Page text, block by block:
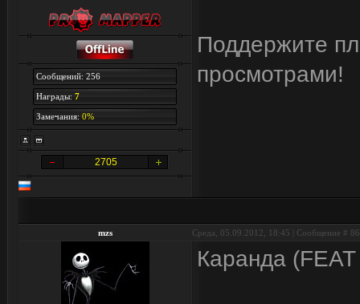
Сообщений: 256
Награды: 7
Замечания: 0%
2705
Поддержите
просмотрами!
mzs Среда, 05.09.2012, 18:45 | Сообщение # 86
Каранда